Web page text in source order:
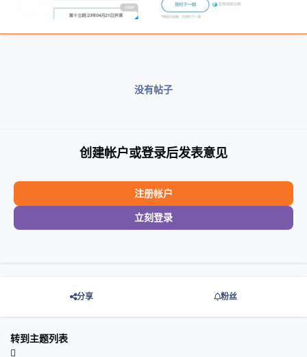
没有帖子
创建帐户或登录后发表意见
注册帐户
立刻登录
分享 粉丝
转到主题列表